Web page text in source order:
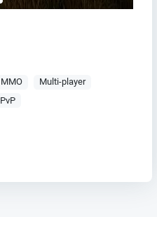
MMO
Multi-player
PvP